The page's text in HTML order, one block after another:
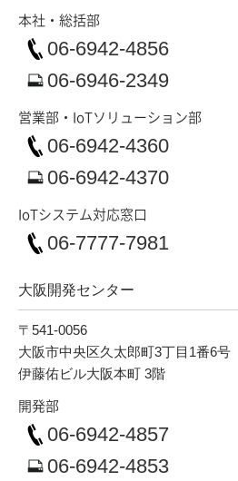
本社・総括部
06-6942-4856
06-6946-2349
営業部・ IoTソリューション部
06-6942-4360
06-6942-4370
IoTシステム対応窓口
06-7777-7981
大阪開発センター
〒541-0056
大阪市中央区久太郎町3丁目1番6号
伊藤佑ビル大阪本町 3階
開発部
06-6942-4857
06-6942-4853